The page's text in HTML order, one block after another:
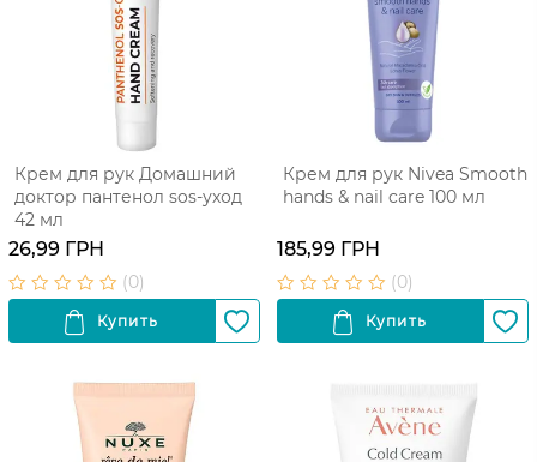
Крем для рук Домашний
доктор пантенол sos-уход
42 мл
26,99 ГРН
Крем для рук Nivea Smooth
hands & nail care 100 мл
185,99 ГРН